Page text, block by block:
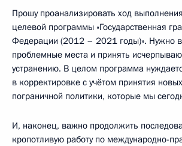
Прошу проанализировать ход
целевой программы «Государственная
Федерации (2012 – 2021 годы)». Нужно
проблемные места и принять
устранению. В целом программа
в корректировке с учётом принятия
пограничной политики, которые мы
И, наконец, важно продолжить
кропотливую работу по международно-